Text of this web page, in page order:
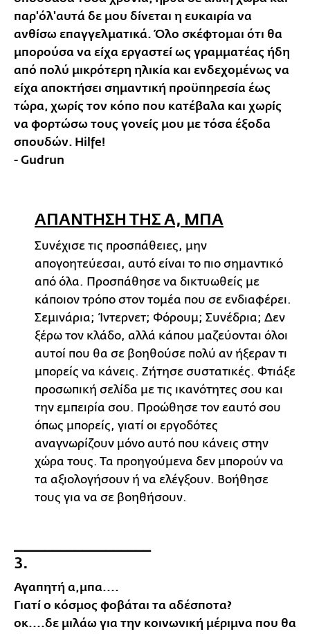
παρ'όλ'αυτά δε μου δίνεται η ευκαιρία να
ανθίσω επαγγελματικά. Όλο σκέφτομαι ότι θα
μπορούσα να είχα εργαστεί ως γραμματέας ήδη
από πολύ μικρότερη ηλικία και ενδεχομένως να
είχα αποκτήσει σημαντική προϋπηρεσία έως
τώρα, χωρίς τον κόπο που κατέβαλα και χωρίς
να φορτώσω τους γονείς μου με τόσα έξοδα
σπουδών. Hilfe!
- Gudrun
ΑΠΑΝΤΗΣΗ ΤΗΣ Α, ΜΠΑ
Συνέχισε τις προσπάθειες, μην
απογοητεύεσαι, αυτό είναι το πιο σημαντικό
από όλα. Προσπάθησε να δικτυωθείς με
κάποιον τρόπο στον τομέα που σε ενδιαφέρει.
Σεμινάρια; Ίντερνετ; Φόρουμ; Συνέδρια; Δεν
ξέρω τον κλάδο, αλλά κάπου μαζεύονται όλοι
αυτοί που θα σε βοηθούσε πολύ αν ήξεραν τι
μπορείς να κάνεις. Ζήτησε συστατικές. Φτιάξε
προσωπική σελίδα με τις ικανότητες σου και
την εμπειρία σου. Προώθησε τον εαυτό σου
όπως μπορείς, γιατί οι εργοδότες
αναγνωρίζουν μόνο αυτό που κάνεις στην
χώρα τους. Τα προηγούμενα δεν μπορούν να
τα αξιολογήσουν ή να ελέγξουν. Βοήθησε
τους για να σε βοηθήσουν.
3.
Αγαπητή α,μπα....
Γιατί ο κόσμος φοβάται τα αδέσποτα?
οκ....δε μιλάω για την κοινωνική μέριμνα που θα